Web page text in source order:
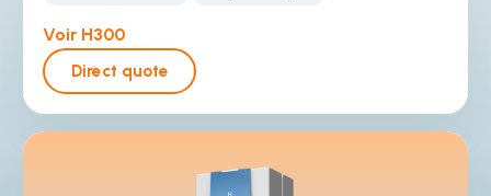
Voir H300
Direct quote